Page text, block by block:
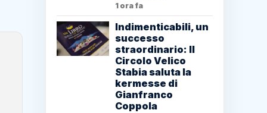
1 ora fa
Indimenticabili, un
successo
straordinario: Il
Circolo Velico
Stabia saluta la
kermesse di
Gianfranco
Coppola